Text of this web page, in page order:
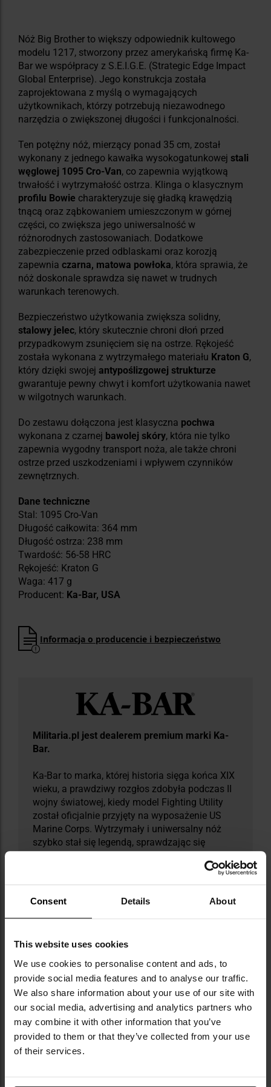
Consent Details About
This website uses cookies
We use cookies to personalise content and ads, to
provide social media features and to analyse our traffic.
We also share information about your use of our site with
our social media, advertising and analytics partners who
may combine it with other information that you’ve
provided to them or that they’ve collected from your use
of their services.
Nóż Big Brother to większy odpowiednik kultowego
modelu 1217, stworzony przez amerykańską firmę Ka-
Bar we współpracy z S.E.I.G.E. (Strategic Edge Impact
Global Enterprise). Jego konstrukcja została
zaprojektowana z myślą o wymagających
użytkownikach, którzy potrzebują niezawodnego
narzędzia o zwiększonej długości i funkcjonalności.
Ten potężny nóż, mierzący ponad 35 cm, został
wykonany z jednego kawałka wysokogatunkowej stali
węglowej 1095 Cro-Van, co zapewnia wyjątkową
trwałość i wytrzymałość ostrza. Klinga o klasycznym
profilu Bowie charakteryzuje się gładką krawędzią
tnącą oraz ząbkowaniem umieszczonym w górnej
części, co zwiększa jego uniwersalność w
różnorodnych zastosowaniach. Dodatkowe
zabezpieczenie przed odblaskami oraz korozją
zapewnia czarna, matowa powłoka, która sprawia, że
nóż doskonale sprawdza się nawet w trudnych
warunkach terenowych.
Bezpieczeństwo użytkowania zwiększa solidny,
stalowy jelec, który skutecznie chroni dłoń przed
przypadkowym zsunięciem się na ostrze. Rękojeść
została wykonana z wytrzymałego materiału Kraton G,
który dzięki swojej antypoślizgowej strukturze
gwarantuje pewny chwyt i komfort użytkowania nawet
w wilgotnych warunkach.
Do zestawu dołączona jest klasyczna pochwa
wykonana z czarnej bawolej skóry, która nie tylko
zapewnia wygodny transport noża, ale także chroni
ostrze przed uszkodzeniami i wpływem czynników
zewnętrznych.
Dane techniczne
Stal: 1095 Cro-Van
Długość całkowita: 364 mm
Długość ostrza: 238 mm
Twardość: 56-58 HRC
Rękojeść: Kraton G
Waga: 417 g
Producent: Ka-Bar, USA
Informacja o producencie i bezpieczeństwo
Militaria.pl jest dealerem premium marki Ka-
Bar.
Ka-Bar to marka, której historia sięga końca XIX
wieku, a prawdziwy rozgłos zdobyła podczas II
wojny światowej, kiedy model Fighting Utility
został oficjalnie przyjęty na wyposażenie US
Marine Corps. Wytrzymały i uniwersalny nóż
szybko stał się legendą, sprawdzając się
zarówno w walce, jak i w codziennych
zadaniach żołnierzy. Sama nazwa Ka-Bar
pochodzi z lat 20. XX wieku, kiedy traper w liście
opisał, jak nożem Union Cutlery udało mu się
tego symbolu, firma oficjalnie zmieniła nazwę
uchodzą za wzór niezawodności. Ważnym
rozdziałem w historii marki jest także
współpraca z Ethanem Beckerem, której
owocem stała się ceniona przez użytkowników
seria Becker, łącząca praktyczne rozwiązania z
nowoczesnym podejściem do projektowania
noży.